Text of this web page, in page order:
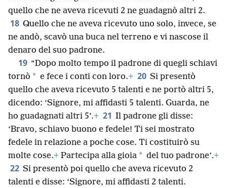
quello che ne aveva ricevuti 2 ne guadagnò altri 2.
18 Quello che ne aveva ricevuto uno solo, invece, se
ne andò, scavò una buca nel terreno e vi nascose il
denaro del suo padrone.
19 “Dopo molto tempo il padrone di quegli schiavi
tornò * e fece i conti con loro.+ 20 Si presentò
quello che aveva ricevuto 5 talenti e ne portò altri 5,
dicendo: ‘Signore, mi affidasti 5 talenti. Guarda, ne
ho guadagnati altri 5’.+ 21 Il padrone gli disse:
‘Bravo, schiavo buono e fedele! Ti sei mostrato
fedele in relazione a poche cose. Ti costituirò su
molte cose.+ Partecipa alla gioia * del tuo padrone’.+
22 Si presentò poi quello che aveva ricevuto 2
talenti e disse: ‘Signore, mi affidasti 2 talenti.